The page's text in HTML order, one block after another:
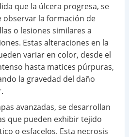
que la úlcera progresa, se
observar la formación de
o lesiones similares a
Estas alteraciones en la
variar en color, desde el
hasta matices púrpuras,
la gravedad del daño
avanzadas, se desarrollan
que pueden exhibir tejido
o esfacelos. Esta necrosis